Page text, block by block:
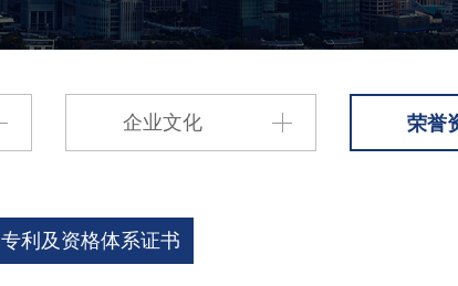
企业文化 荣誉
专利及资格体系证书